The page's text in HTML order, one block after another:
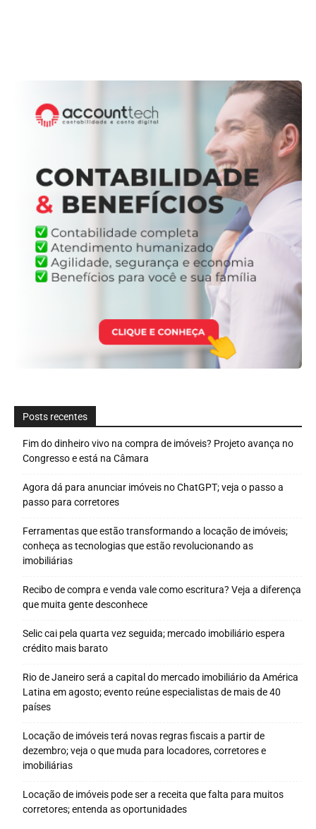
Posts recentes
Fim do dinheiro vivo na compra de imóveis? Projeto avança no
Congresso e está na Câmara
Agora dá para anunciar imóveis no ChatGPT; veja o passo a
passo para corretores
Ferramentas que estão transformando a locação de imóveis;
conheça as tecnologias que estão revolucionando as
imobiliárias
Recibo de compra e venda vale como escritura? Veja a diferença
que muita gente desconhece
Selic cai pela quarta vez seguida; mercado imobiliário espera
crédito mais barato
Rio de Janeiro será a capital do mercado imobiliário da América
Latina em agosto; evento reúne especialistas de mais de 40
países
Locação de imóveis terá novas regras fiscais a partir de
dezembro; veja o que muda para locadores, corretores e
imobiliárias
Locação de imóveis pode ser a receita que falta para muitos
corretores; entenda as oportunidades